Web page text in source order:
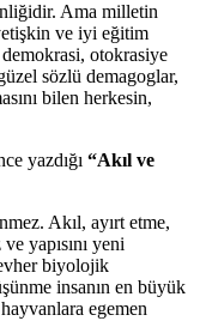
Ama milletin
ve iyi eğitim
demokrasi, otokrasiye
sözlü demagoglar,
bilen herkesin,
yazdığı “Akıl ve
Akıl, ayırt etme,
yapısını yeni
biyolojik
insanın en büyük
egemen